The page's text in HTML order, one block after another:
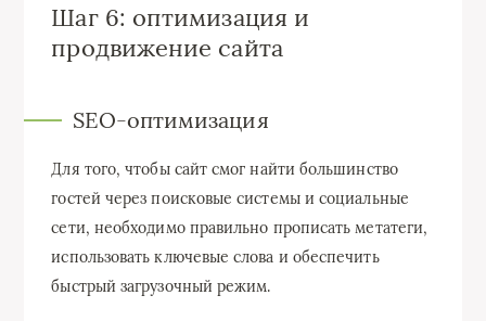
Шаг 6: оптимизация и
продвижение сайта
SEO-оптимизация
Для того, чтобы сайт смог найти большинство
гостей через поисковые системы и социальные
сети, необходимо правильно прописать метатеги,
использовать ключевые слова и обеспечить
быстрый загрузочный режим.